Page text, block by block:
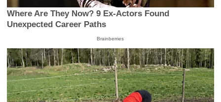
Where Are They Now? 9 Ex-Actors Found
Unexpected Career Paths
Brainberries